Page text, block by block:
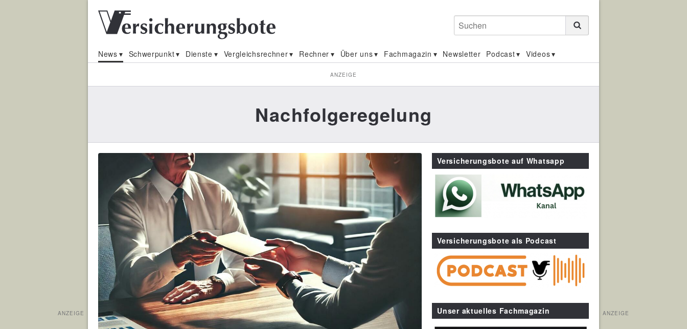
Suchen
News Schwerpunkt Dienste Vergleichsrechner Rechner Über uns Fachmagazin Newsletter Podcast Videos
ANZEIGE
Nachfolgeregelung
Versicherungsbote auf Whatsapp
Versicherungsbote als Podcast
Unser aktuelles Fachmagazin
ANZEIGE ANZEIGE